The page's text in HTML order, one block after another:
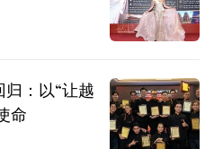
归：以“让越
命